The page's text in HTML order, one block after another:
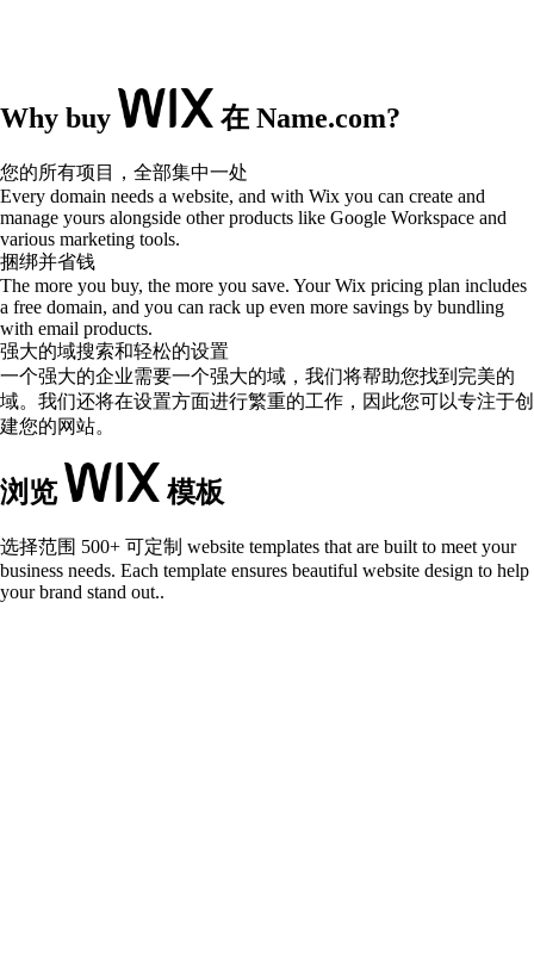
Why buy 在 Name.com?
您的所有项目，全部集中一处
Every domain needs a website, and with Wix you can create and
manage yours alongside other products like Google Workspace and
various marketing tools.
捆绑并省钱
The more you buy, the more you save. Your Wix pricing plan includes
a free domain, and you can rack up even more savings by bundling
with email products.
强大的域搜索和轻松的设置
一个强大的企业需要一个强大的域，我们将帮助您找到完美的
域。我们还将在设置方面进行繁重的工作，因此您可以专注于创
建您的网站。
浏览 模板
选择范围 500+ 可定制 website templates that are built to meet your
business needs. Each template ensures beautiful website design to help
your brand stand out..